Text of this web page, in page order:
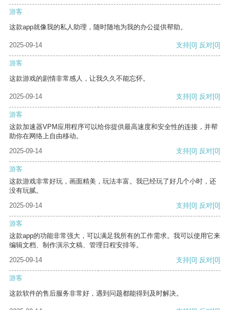
游客
这款app就像我的私人助理，随时随地为我的办公提供帮助。
2025-09-14 支持[0] 反对[0]
游客
这款游戏的剧情非常感人，让我久久不能忘怀。
2025-09-14 支持[0] 反对[0]
游客
这款加速器VPM应用程序可以给你提供最高速度和安全性的连接，并帮
助你在网络上自由移动。
2025-09-14
支持[0] 反对[0]
游客
这款游戏非常好玩，画面精美，玩法丰富。我已经玩了好几个小时，还
没有玩腻。
2025-09-14
支持[0] 反对[0]
游客
这款app的功能非常强大，可以满足我所有的工作需求。我可以使用它来
编辑文档、制作演示文稿、管理日程安排等。
2025-09-14
支持[0] 反对[0]
游客
这款软件的售后服务非常好，遇到问题都能得到及时解决。